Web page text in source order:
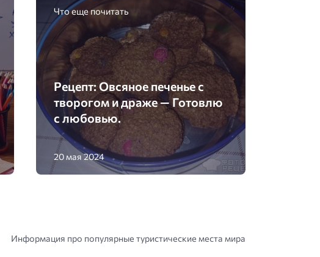
Что еще почитать
Рецепт: Овсяное печенье с
творогом и драже — Готовлю
с любовью.
20 мая 2024
Информация про популярные туристические места мира